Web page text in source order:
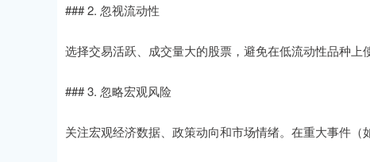
### 2. 忽视流动性
选择交易活跃、成交量大的股票，避免在低流动性品种上
### 3. 忽略宏观风险
关注宏观经济数据、政策动向和市场情绪。在重大事件（